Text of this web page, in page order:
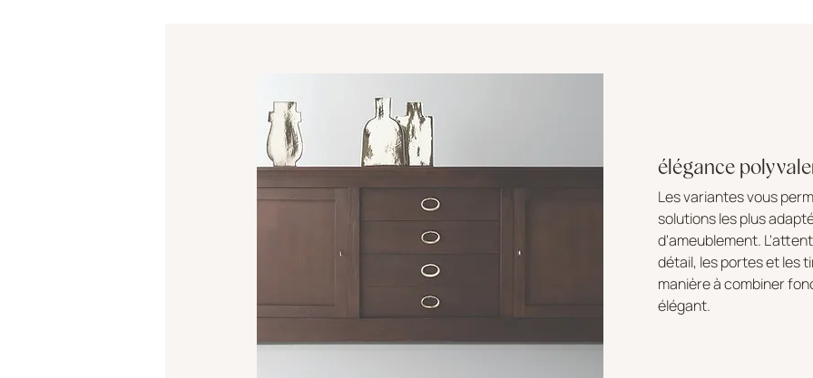
élégance
Les variantes vous
solutions les plus
d'ameublement.
détail, les portes et les
manière à combiner
élégant.